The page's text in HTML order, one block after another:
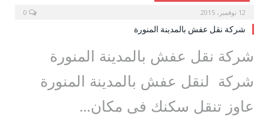
12 نوفمبر، 2015
شركة نقل عفش بالمدينة المنورة
شركة نقل عفش بالمدينة المنورة
شركة لنقل عفش بالمدينة المنورة
عاوز تنقل سكنك فى مكان…